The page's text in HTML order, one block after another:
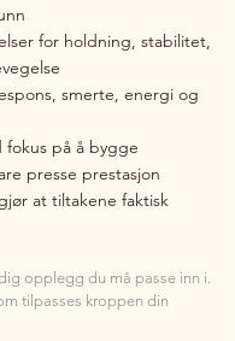
for holdning, stabilitet,
smerte, energi og
på å bygge
presse prestasjon
at tiltakene faktisk
opplegg du må passe inn i.
tilpasses kroppen din